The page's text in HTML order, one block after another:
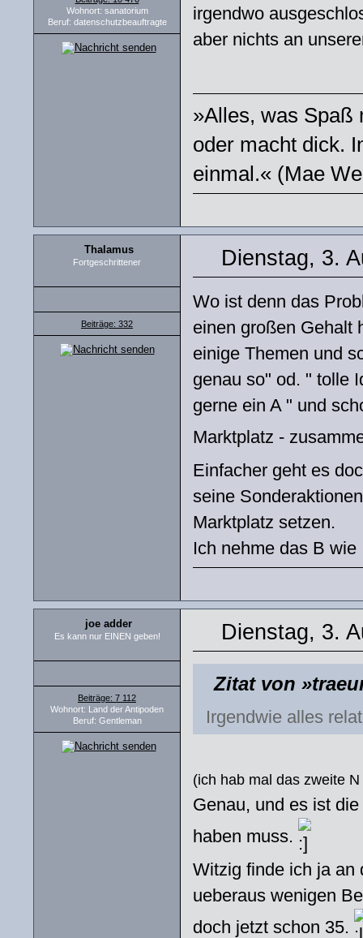
Wohnort: sanatorium
Beruf: datenschutzbeauftragte
irgendwo
aber nichts an
»Alles, was Spaß
oder macht dick.
einmal.« (Mae
Thalamus
Fortgeschrittener
Beiträge: 332
Dienstag, 3.
Wo ist denn das
einen großen Gehalt
einige Themen und
genau so" od. " tolle
gerne ein A " und
Marktplatz -
Einfacher geht es
seine
Marktplatz setzen.
Ich nehme das B wie
joe adder
Es kann nur EINEN geben!
Beiträge: 7 112
Wohnort: Land der Antipoden
Beruf: Gentleman
Dienstag, 3.
Zitat von
Irgendwie alles
(ich hab mal das zweite
Genau, und es ist
haben muss.
Witzig finde ich ja an
ueberaus wenigen
doch jetzt schon 35.